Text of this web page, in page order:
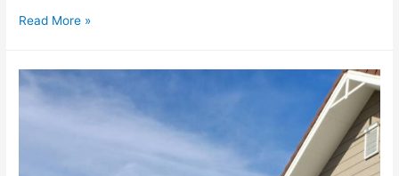
เช่า
ตู้
Read More »